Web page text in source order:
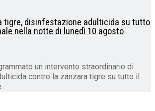
tigre, disinfestazione adulticida su tutto
nella notte di lunedì 10 agosto
un intervento straordinario di
contro la zanzara tigre su tutto il